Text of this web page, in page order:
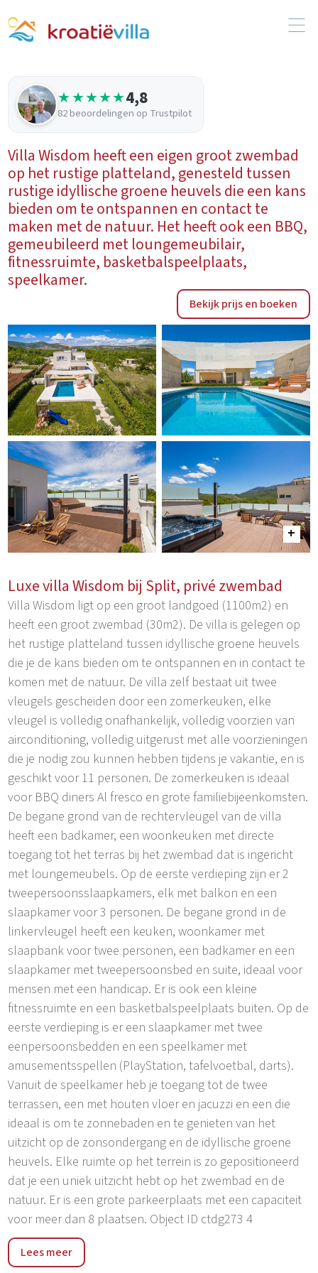
★★★★★4,8
82 beoordelingen op Trustpilot
Villa Wisdom heeft een eigen groot zwembad
op het rustige platteland, genesteld tussen
rustige idyllische groene heuvels die een kans
bieden om te ontspannen en contact te
maken met de natuur. Het heeft ook een BBQ,
gemeubileerd met loungemeubilair,
fitnessruimte, basketbalspeelplaats,
speelkamer.
Bekijk prijs en boeken
Luxe villa Wisdom bij Split, privé zwembad
Villa Wisdom ligt op een groot landgoed (1100m2) en
heeft een groot zwembad (30m2). De villa is gelegen op
het rustige platteland tussen idyllische groene heuvels
die je de kans bieden om te ontspannen en in contact te
komen met de natuur. De villa zelf bestaat uit twee
vleugels gescheiden door een zomerkeuken, elke
vleugel is volledig onafhankelijk, volledig voorzien van
airconditioning, volledig uitgerust met alle voorzieningen
die je nodig zou kunnen hebben tijdens je vakantie, en is
geschikt voor 11 personen. De zomerkeuken is ideaal
voor BBQ diners Al fresco en grote familiebijeenkomsten.
De begane grond van de rechtervleugel van de villa
heeft een badkamer, een woonkeuken met directe
toegang tot het terras bij het zwembad dat is ingericht
met loungemeubels. Op de eerste verdieping zijn er 2
tweepersoonsslaapkamers, elk met balkon en een
slaapkamer voor 3 personen. De begane grond in de
linkervleugel heeft een keuken, woonkamer met
slaapbank voor twee personen, een badkamer en een
slaapkamer met tweepersoonsbed en suite, ideaal voor
mensen met een handicap. Er is ook een kleine
fitnessruimte en een basketbalspeelplaats buiten. Op de
eerste verdieping is er een slaapkamer met twee
eenpersoonsbedden en een speelkamer met
amusementsspellen (PlayStation, tafelvoetbal, darts).
Vanuit de speelkamer heb je toegang tot de twee
terrassen, een met houten vloer en jacuzzi en een die
ideaal is om te zonnebaden en te genieten van het
uitzicht op de zonsondergang en de idyllische groene
heuvels. Elke ruimte op het terrein is zo gepositioneerd
dat je een uniek uitzicht hebt op het zwembad en de
natuur. Er is een grote parkeerplaats met een capaciteit
voor meer dan 8 plaatsen. Object ID ctdg273 4
Dugopolje, een kleine en dynamische gemeente in het
Dalmatische achterland, op slechts 15 km van de stad
Lees meer